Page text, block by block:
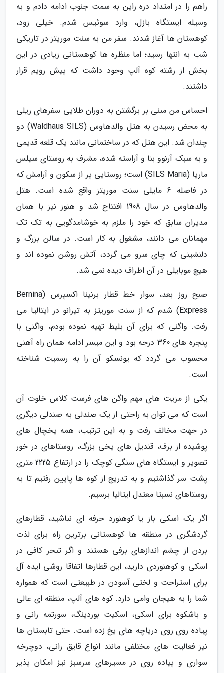
راهم را در امتداد دره راین به سمت جنوب ادامه دادم و به
وسیله ایستگاه بازل، وارد سوئیس شدم. خیلی زود،
کوهستان ها آغاز شدند. سفر من به سنت موریتز در تاریکی
شب به انتها رسید؛ اما منظره ها کوهستانی زیادی در این
بخش از رشته کوه آلپ وجود داشت که پیش رویم قرار
داشتند.
احساس من مبنی بر برگشتن به دوران طلایی سفرهای ریلی
به محض رسیدن به هتل والدهاوس (Waldhaus SILS) دو
چندان شد. این هتل که در ساختمانی مانند یک قلعه قدیمی
و به سبک آرنوو بنا و آراسته شده، مشرف به روستای سیلس
ماریا (SILS Maria) است؛ روستایی پر از سکون و آرامش که
در فاصله 6 مایلی سنت موریتز واقع شده است. هتل
والدهاوس در سال 1908 افتتاح شد و هنوز نیز با همان
مدیران سابق که خود را ملزم به خوشامدگویی به تک تک
مهمانان می دانند، مشغول به کار است. در سالن بزرگ و
دلنشینی که چای سرو می گردد، آتش روشن نموده اند و
هیچ موبایلی در آن اطراف دیده نمی شد.
صبح روز بعد، سوار خط قطار برنینا اکسپرس (Bernina
Express) شدم که از سنت موریتز به تیرانو در ایتالیا می
رفت. واگنی که برای آن بلیط تهیه نموده بودم، واگنی با
پنجره های 360 درجه بود و این میسر ادامه همان راه آهنی
محسوب می گردد که یونسکو آن را به رسمیت شناخته
است.
یکی از مزیت های مهم واگن های فرست کلاس خلوت آن
است که می توان به راحتی از یک صندلی به صندلی دیگری
در جهت مخالف رفت و به این ترتیب، همه یخچال های
پوشیده از برف، قندیل های یخی بزرگ، روستاهای در خور
تصویر و ایستگاه های سنگی کوچک را در ارتفاع 2225 متری
پشت سر گذاشتیم و به تدریج از کوه ها پایین رفتیم تا به
روستاهای نسبتا معتدل ایتالیا برسیم.
اگر یک اسکی باز یا کوهنورد حرفه ای نباشید، قطارهای
گردشگری در منطقه ها کوهستانی برترین راه برای لذت
بردن از چشم اندازهای برفی هستند و اگر تبحر کافی در
اسکی و کوهنوردی دارید، این قطارها اتفاقا روشی ایده آل
برای استراحت و لختی آسودن در طبیعتی است که همواره
شما را به هیجان وامی دارد. کوه های آلپ، منطقه ای عالی
و باشکوه برای اسکی، اسکیت بوردینگ، سورتمه رانی و
پیاده روی روی دریاچه های یخ زده است. حتی تابستان ها
نیز فعالیت های مختلفی مانند انواع قایق رانی، دوچرخه
سواری و پیاده روی در مسیرهای سرسبز نیز امکان پذیر